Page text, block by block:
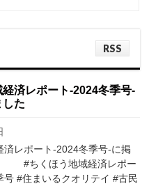
RSS
済レポート-2024冬季号-
した
済レポート-2024冬季号-に掲
#ちくほう地域経済レポー
号 #住まいるクオリテイ #古民